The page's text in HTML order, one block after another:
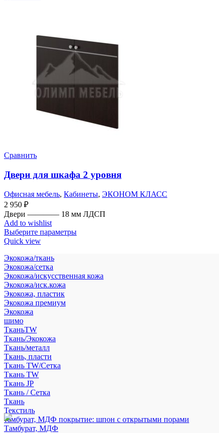
Сравнить
Двери для шкафа 2 уровня
Офисная мебель, Кабинеты, ЭКОНОМ КЛАСС
2 950 ₽
Двери ———— 18 мм ЛДСП
Add to wishlist
Выберите параметры
Quick view
Экокожа/ткань
Экокожа/сетка
Экокожа/искусственная кожа
Экокожа/иск.кожа
Экокожа, пластик
Экокожа премиум
Экокожа
шимо
ТканьTW
Ткань/Экокожа
Ткань/металл
Ткань, пласти
Ткань TW/Сетка
Ткань TW
Ткань JP
Ткань / Сетка
Ткань
Текстиль
тамбурат, МДФ покрытие: шпон с открытыми порами
Тамбурат, МДФ